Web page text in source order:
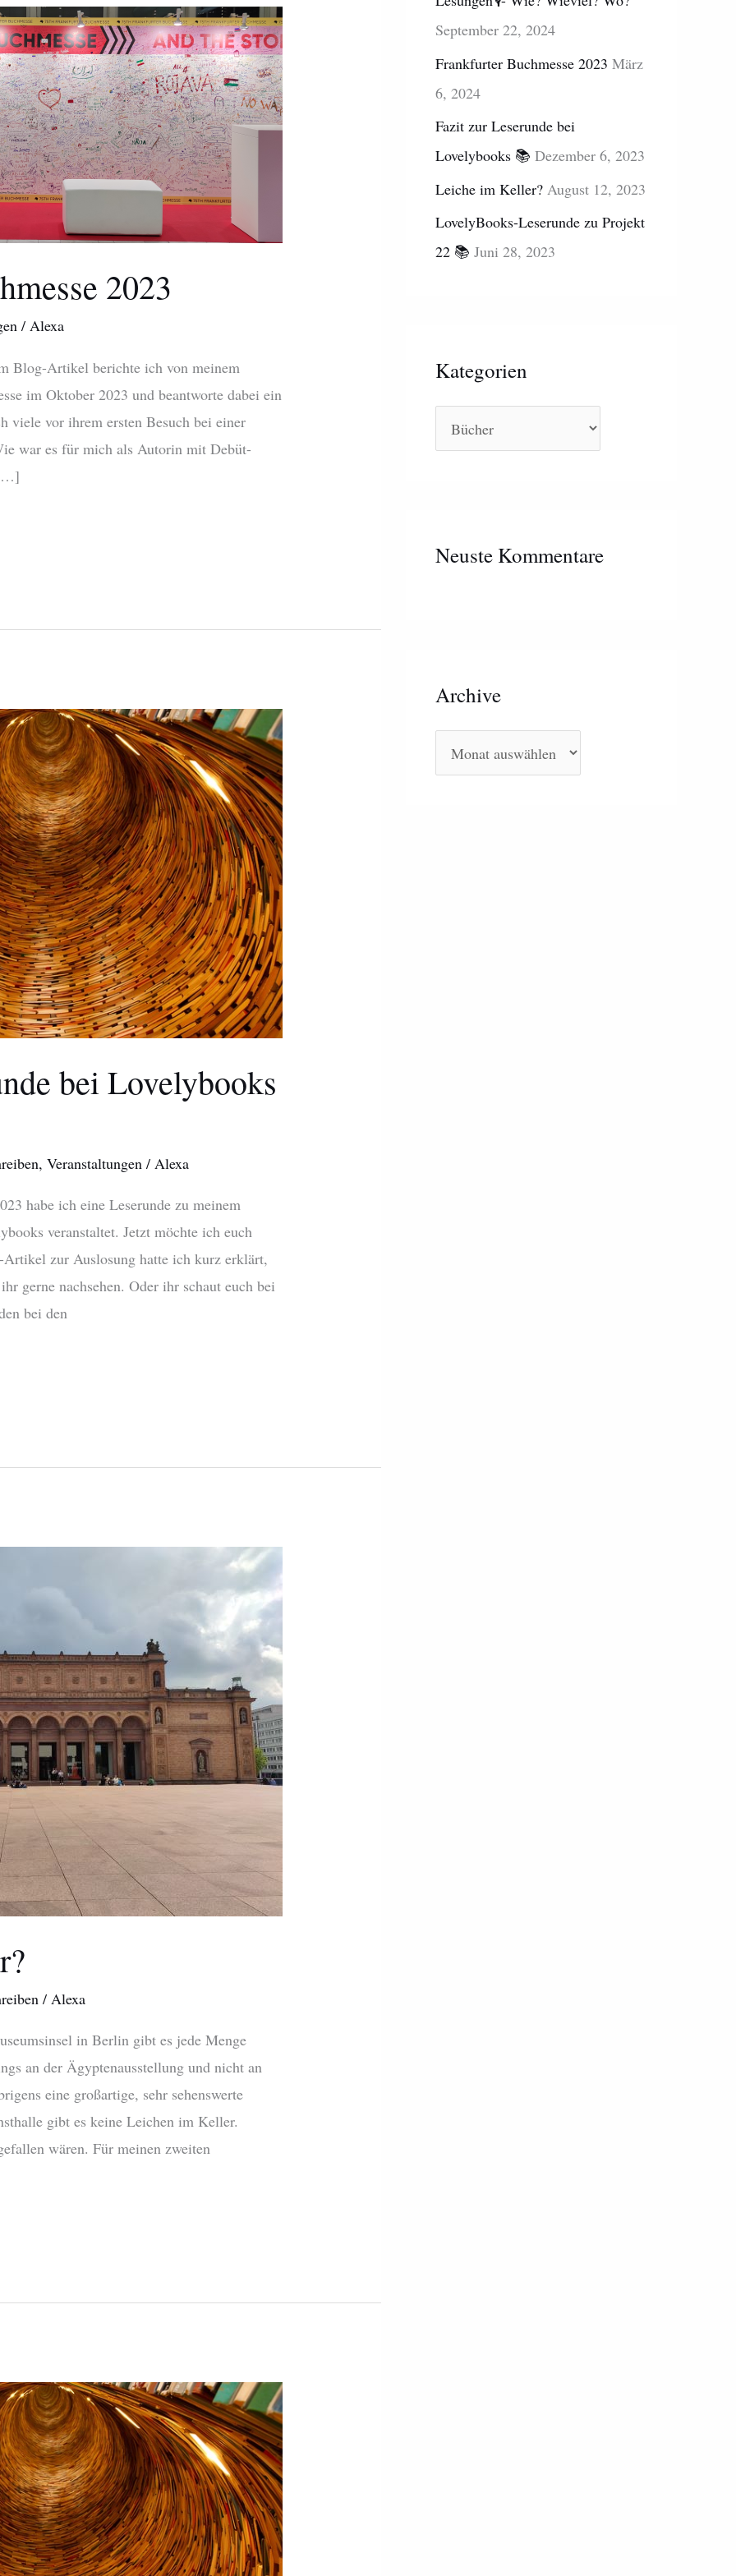
2023
/Alexa
Blog-Artikel berichte ich von meinem
im Oktober 2023 und beantworte dabei ein
viele vor ihrem ersten Besuch bei einer
war es für mich als Autorin mit Debüt-
bei Lovelybooks
,Veranstaltungen / Alexa
habe ich eine Leserunde zu meinem
veranstaltet. Jetzt möchte ich euch
zur Auslosung hatte ich kurz erklärt,
gerne nachsehen. Oder ihr schaut euch bei
bei den
/ Alexa
in Berlin gibt es jede Menge
an der Ägyptenausstellung und nicht an
eine großartige, sehr sehenswerte
gibt es keine Leichen im Keller.
wären. Für meinen zweiten
n
a
c
h
:
September 22, 2024
Frankfurter Buchmesse 2023 März
6, 2024
Fazit zur Leserunde bei
Lovelybooks 📚 Dezember 6, 2023
Leiche im Keller? August 12, 2023
LovelyBooks-Leserunde zu Projekt
22 📚 Juni 28, 2023
Kategorien
e
n
Neuste Kommentare
Archive